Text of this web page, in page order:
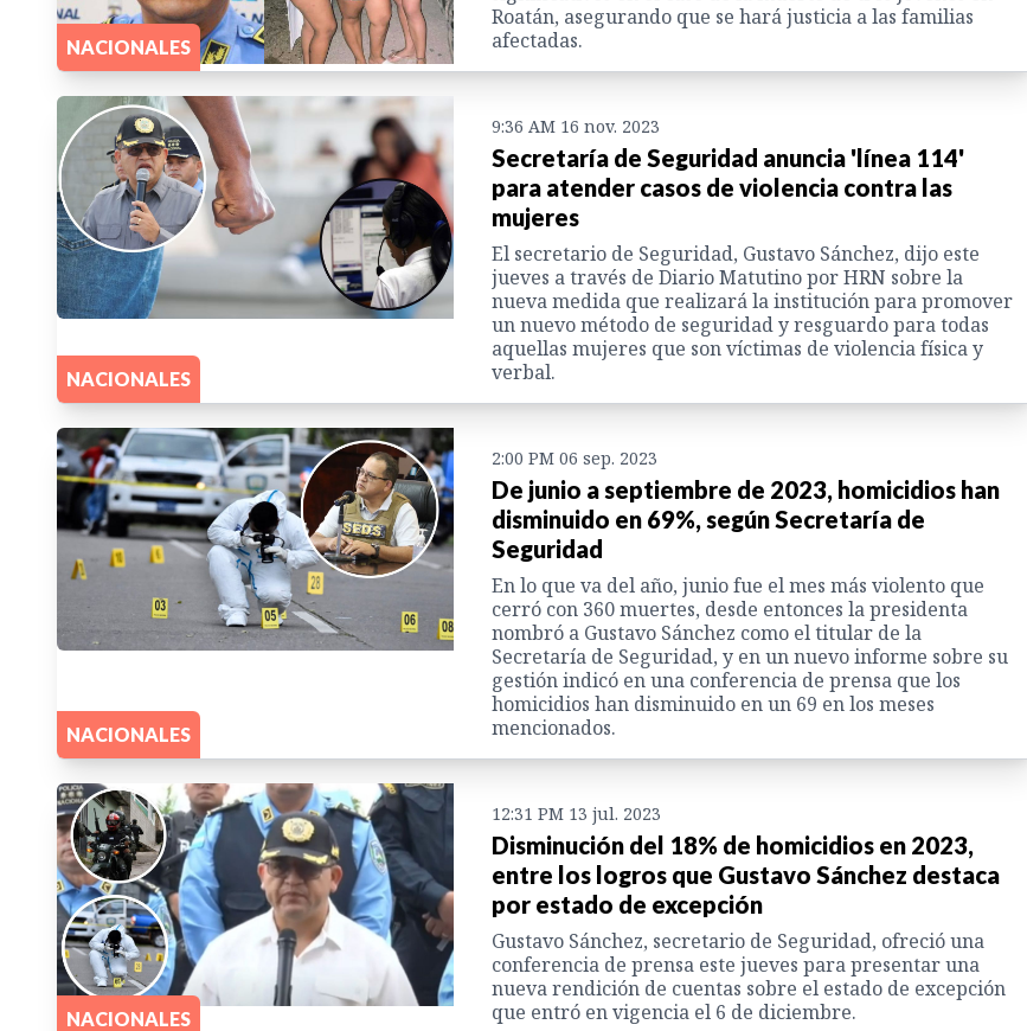
NACIONALES
Roatán, asegurando que se hará justicia a las familias
afectadas.
NACIONALES
9:36 AM 16 nov. 2023
Secretaría de Seguridad anuncia 'línea 114'
para atender casos de violencia contra las
mujeres
El secretario de Seguridad, Gustavo Sánchez, dijo este
jueves a través de Diario Matutino por HRN sobre la
nueva medida que realizará la institución para promover
un nuevo método de seguridad y resguardo para todas
aquellas mujeres que son víctimas de violencia física y
verbal.
NACIONALES
2:00 PM 06 sep. 2023
De junio a septiembre de 2023, homicidios han
disminuido en 69%, según Secretaría de
Seguridad
En lo que va del año, junio fue el mes más violento que
cerró con 360 muertes, desde entonces la presidenta
nombró a Gustavo Sánchez como el titular de la
Secretaría de Seguridad, y en un nuevo informe sobre su
gestión indicó en una conferencia de prensa que los
homicidios han disminuido en un 69 en los meses
mencionados.
NACIONALES
12:31 PM 13 jul. 2023
Disminución del 18% de homicidios en 2023,
entre los logros que Gustavo Sánchez destaca
por estado de excepción
Gustavo Sánchez, secretario de Seguridad, ofreció una
conferencia de prensa este jueves para presentar una
nueva rendición de cuentas sobre el estado de excepción
que entró en vigencia el 6 de diciembre.